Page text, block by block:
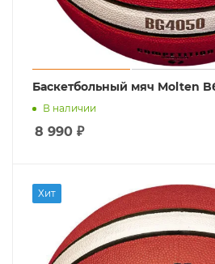
Баскетбольный мяч Molten
В наличии
8 990 ₽
Хит